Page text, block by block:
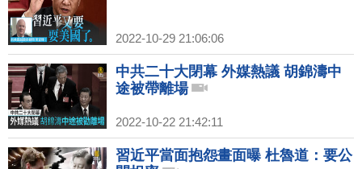
2022-10-29 21:06:06
中共二十大閉幕 外媒熱議 胡錦濤中
途被帶離場
2022-10-22 21:42:11
習近平當面抱怨畫面曝 杜魯道：要公